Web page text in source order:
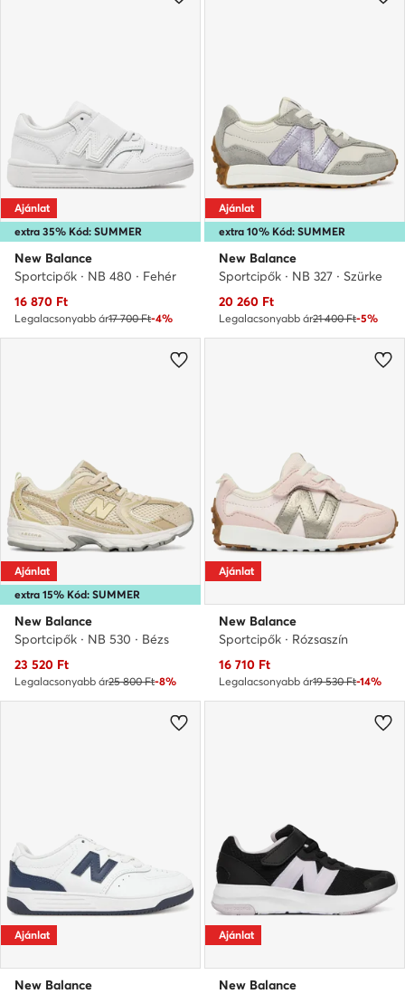
extra 35% Kód: SUMMER
Ajánlat
New Balance
Sportcipők · NB 480 · Fehér
Aktuális ár
16 870 Ft
Legalacsonyabb ár17 700 Ft-4%
extra 10% Kód: SUMMER
Ajánlat
New Balance
Sportcipők · NB 327 · Szürke
Aktuális ár
20 260 Ft
Legalacsonyabb ár21 400 Ft-5%
extra 15% Kód: SUMMER
Ajánlat
New Balance
Sportcipők · NB 530 · Bézs
Aktuális ár
23 520 Ft
Legalacsonyabb ár25 800 Ft-8%
Ajánlat
New Balance
Sportcipők · Rózsaszín
Aktuális ár
16 710 Ft
Legalacsonyabb ár19 530 Ft-14%
Ajánlat
New Balance
Ajánlat
New Balance